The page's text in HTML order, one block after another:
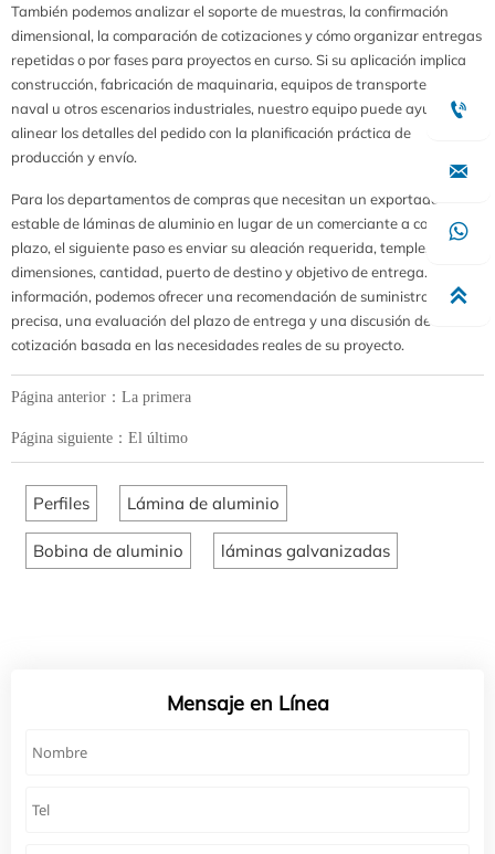
También podemos analizar el soporte de muestras, la confirmación
dimensional, la comparación de cotizaciones y cómo organizar entregas
repetidas o por fases para proyectos en curso. Si su aplicación implica
construcción, fabricación de maquinaria, equipos de transporte, uso
naval u otros escenarios industriales, nuestro equipo puede ayudar a
alinear los detalles del pedido con la planificación práctica de
producción y envío.
Para los departamentos de compras que necesitan un exportador
estable de láminas de aluminio en lugar de un comerciante a corto
plazo, el siguiente paso es enviar su aleación requerida, temple,
dimensiones, cantidad, puerto de destino y objetivo de entrega. Con esa
información, podemos ofrecer una recomendación de suministro más
precisa, una evaluación del plazo de entrega y una discusión de
cotización basada en las necesidades reales de su proyecto.
Página anterior：La primera
Página siguiente：El último
Perfiles Lámina de aluminio
Bobina de aluminio láminas galvanizadas
Mensaje en Línea



